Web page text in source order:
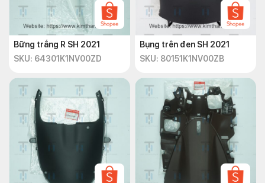
Bững trắng R SH 2021
SKU: 64301K1NV00ZD
Bụng trên đen SH 2021
SKU: 80151K1NV00ZB